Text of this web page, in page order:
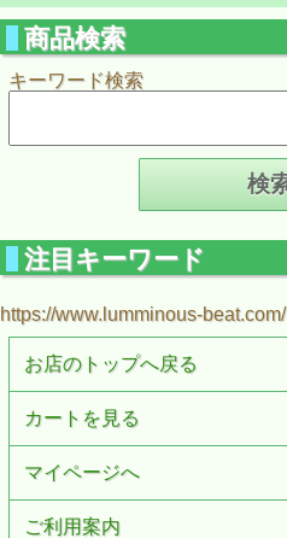
商品検索
キーワード検索
注目キーワード
https://www.lumminous-beat.com/
お店のトップへ戻る
カートを見る
マイページへ
ご利用案内